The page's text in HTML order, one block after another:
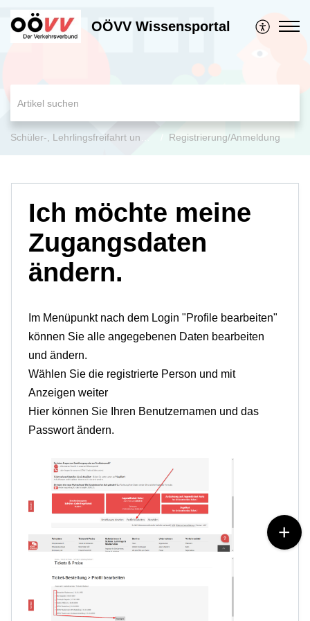
OÖVV Wissensportal
Registrierung/Anmeldung
Ich möchte meine
Zugangsdaten
ändern.
Im Menüpunkt nach dem Login "Profile bearbeiten"
können Sie alle angegebenen Daten bearbeiten
und ändern.
Wählen Sie die registrierte Person und mit
Anzeigen weiter
Hier können Sie Ihren Benutzernamen und das
Passwort ändern.